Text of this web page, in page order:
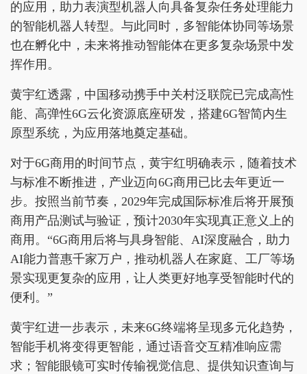
的应用，助力表演型机器人向具备复杂任务处理能力
的智能机器人转型。与此同时，多智能体协同等场景
也在孵化中，未来将推动智能体在更多复杂场景中发
挥作用。
黄宇红透露，中国移动携手中关村泛联院已完成高性
能、高弹性6G云化资源底座研发，搭建6G智简内生
原型系统，为应用落地奠定基础。
对于6G商用的时间节点，黄宇红明确表示，随着技术
与标准不断推进，产业迈向6G商用已比去年更近一
步。按照当前节奏，2029年完成国际标准后将开展预
商用产品测试与验证，预计2030年实现真正意义上的
商用。“6G商用后将与具身智能、AI深度融合，助力
AI能力普惠千家万户，推动机器人在家庭、工厂等场
景实现更复杂的应用，让人类更好地享受智能时代的
便利。”
黄宇红进一步表示，未来6G终端将呈现多元化趋势，
智能手机将变得更智能，通过语音交互精准响应需
求；智能眼镜可实时传输视觉信息、提供知识查询与